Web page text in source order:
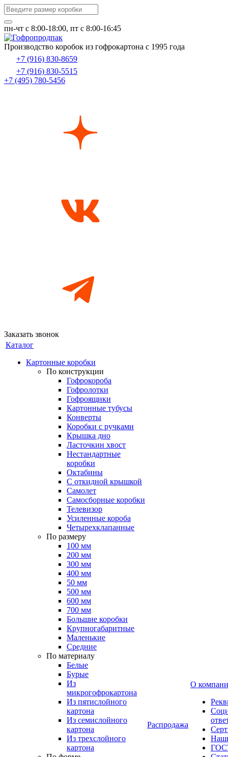
пн-чт c 8:00-18:00, пт с 8:00-16:45
Производство коробок из гофрокартона с 1995 года
+7 (916) 830-8659
+7 (916) 830-5515
+7 (495) 780-5456
Заказать звонок
Каталог
Картонные коробки
По конструкции
Гофрокороба
Гофролотки
Гофроящики
Картонные тубусы
Конверты
Коробки с ручками
Крышка дно
Ласточкин хвост
Нестандартные
коробки
Октабины
С откидной крышкой
Самолет
Самосборные коробки
Телевизор
Усиленные короба
Четырехклапанные
По размеру
100 мм
200 мм
300 мм
400 мм
50 мм
500 мм
600 мм
700 мм
Большие коробки
Крупногабаритные
Маленькие
Средние
По материалу
Белые
Бурые
Из
микрогофрокартона
Из пятислойного
картона
Из семислойного
картона
Из трехслойного
картона
Распродажа
О